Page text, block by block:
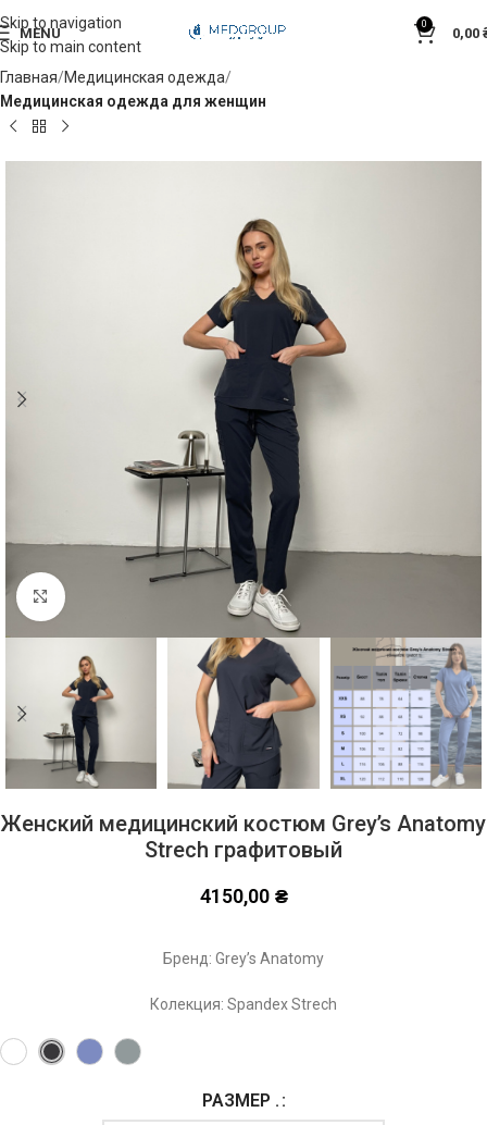
Skip to navigation
Skip to main content
MENU
0
0,00
Главная Медицинская одежда
Медицинская одежда для женщин
Click to enlarge
Женский медицинский костюм Grey’s Anatomy
Strech графитовый
4150,00 ₴
Бренд: Grey’s Anatomy
Колекция: Spandex Strech
РАЗМЕР .Alternative: